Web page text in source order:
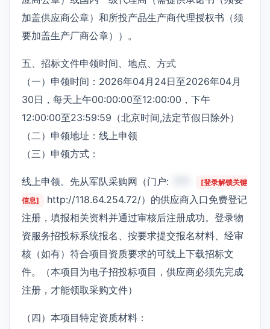
加盖供应商公章）和所投产品生产商代理授权书（须
要加盖生产厂商公章））。
五、招标文件申领时间、地点、方式
（一）申领时间：2026年04月24日至2026年04月
30日，每天上午00:00:00至12:00:00，下午
12:00:00至23:59:59（北京时间,法定节假日除外）
（二）申领地址：线上申领
（三）申领方式：
线上申领。先从军队采购网（门户:
[登录解锁关键
信息]
http://118.64.254.72/）的供应商入口免费登记
注册，填报相关资料并通过审核后注册成功。登录物
资服务招投标系统报名、按要求提交报名材料、经审
核（如有）符合项目资质要求的可线上下载招标文
件。（本项目为电子招投标项目，供应商必须先完成
注册，才能领取采购文件）
（四）本项目特定资质材料：